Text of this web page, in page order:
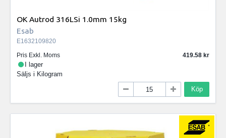
OK Autrod 316LSi 1.0mm 15kg
Esab
E1632109820
Pris Exkl. Moms
419.58
I lager
Säljs i Kilogram
Köp